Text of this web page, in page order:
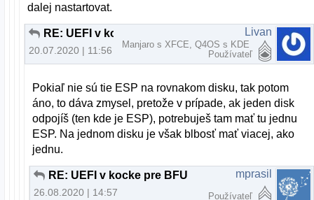
dalej nastartovat.
RE: UEFI v kocke pre BFU
20.07.2020 | 11:56
Livan
Manjaro s XFCE, Q4OS s KDE
Používateľ
Pokiaľ nie sú tie ESP na rovnakom disku, tak potom
áno, to dáva zmysel, pretože v prípade, ak jeden disk
odpojíš (ten kde je ESP), potrebuješ tam mať tu jednu
ESP. Na jednom disku je však blbosť mať viacej, ako
jednu.
RE: UEFI v kocke pre BFU
26.08.2020 | 14:57
mprasil
Používateľ